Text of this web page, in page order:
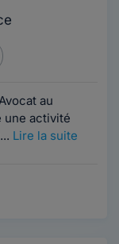
au
une activité
Lire la suite